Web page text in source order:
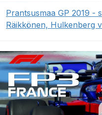
Prantsusmaa GP 2019 -
Räikkönen, Hulkenberg